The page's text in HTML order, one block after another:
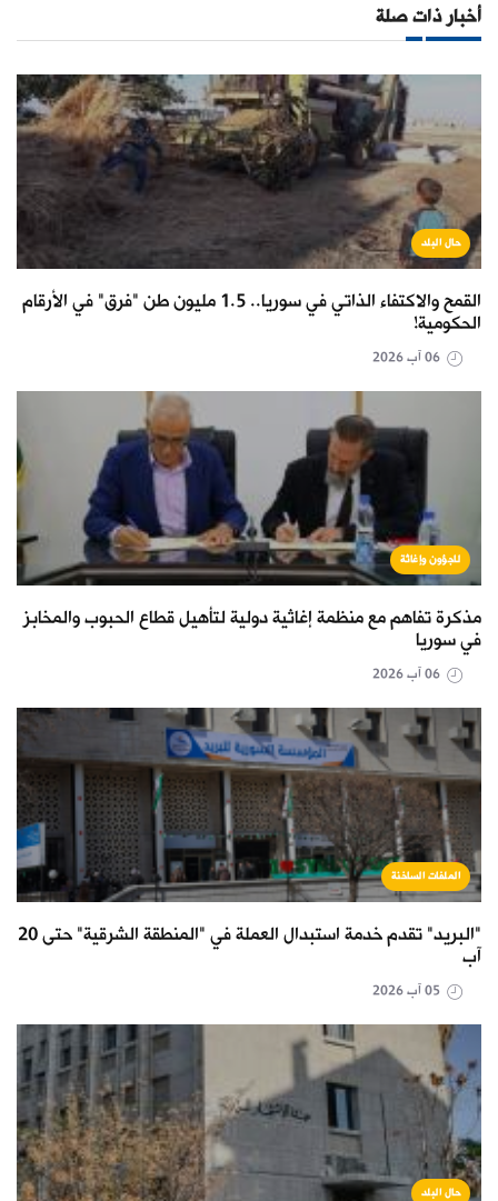
أخبار ذات صلة
حال البلد
القمح والاكتفاء الذاتي في سوريا.. 1.5 مليون طن "فرق" في الأرقام
الحكومية!
لاجؤون وإغاثة
مذكرة تفاهم مع منظمة إغاثية دولية لتأهيل قطاع الحبوب والمخابز
في سوريا
الملفات الساخنة
"البريد" تقدم خدمة استبدال العملة في "المنطقة الشرقية" حتى 20
آب
حال البلد